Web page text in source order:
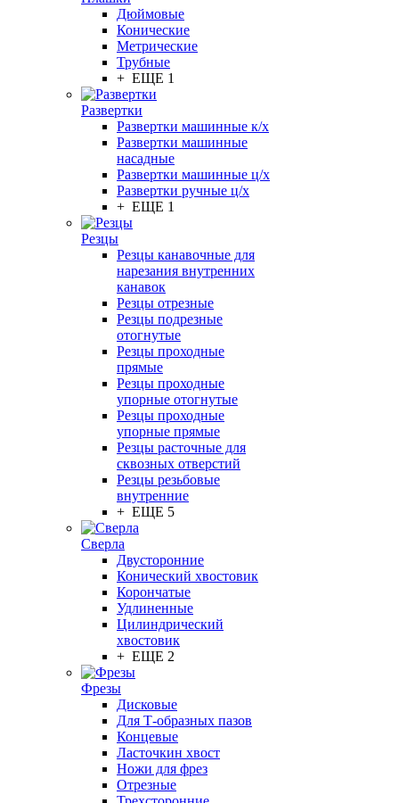
Дюймовые
Конические
Метрические
Трубные
+ ЕЩЕ 1
Развертки
Развертки машинные к/х
Развертки машинные
насадные
Развертки машинные ц/х
Развертки ручные ц/х
+ ЕЩЕ 1
Резцы
Резцы канавочные для
нарезания внутренних
канавок
Резцы отрезные
Резцы подрезные
отогнутые
Резцы проходные
прямые
Резцы проходные
упорные отогнутые
Резцы проходные
упорные прямые
Резцы расточные для
сквозных отверстий
Резцы резьбовые
внутренние
+ ЕЩЕ 5
Сверла
Двусторонние
Конический хвостовик
Корончатые
Удлиненные
Цилиндрический
хвостовик
+ ЕЩЕ 2
Фрезы
Дисковые
Для Т-образных пазов
Концевые
Ласточкин хвост
Ножи для фрез
Отрезные